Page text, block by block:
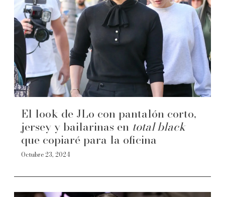
El look de JLo con pantalón corto,
jersey y bailarinas en total black
que copiaré para la oficina
Octubre 23, 2024